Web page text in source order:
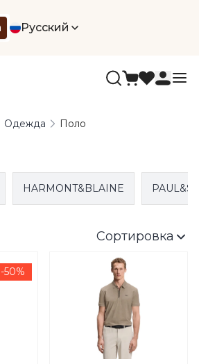
Русский
Одежда Поло
HARMONT&BLAINE
Сортировка
-50%